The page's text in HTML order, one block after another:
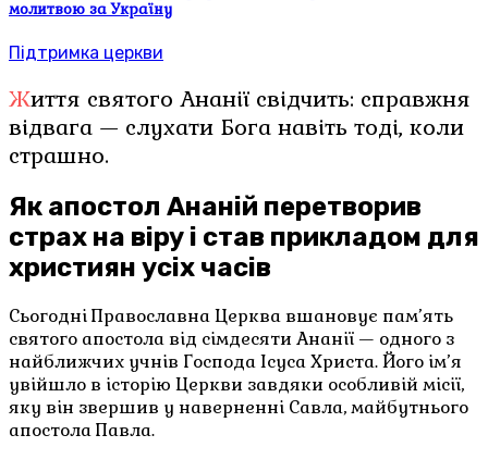
молитвою за Україну
Підтримка церкви
Життя святого Ананії свідчить: справжня
відвага — слухати Бога навіть тоді, коли
страшно.
Як апостол Ананій перетворив
страх на віру і став прикладом для
християн усіх часів
Сьогодні Православна Церква вшановує пам’ять
святого апостола від сімдесяти Ананії — одного з
найближчих учнів Господа Ісуса Христа. Його ім’я
увійшло в історію Церкви завдяки особливій місії,
яку він звершив у наверненні Савла, майбутнього
апостола Павла.